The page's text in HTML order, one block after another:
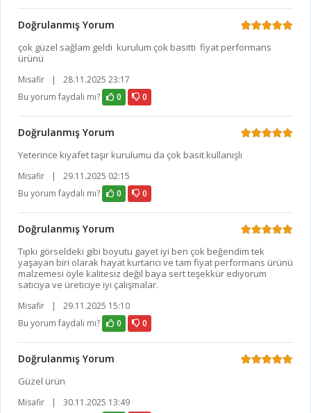
Doğrulanmış Yorum
çok güzel sağlam geldi kurulum çok basitti fiyat performans
ürünü
Misafir |
28.11.2025 23:17
Bu yorum faydalı mı?
0 0
Doğrulanmış Yorum
Yeterince kıyafet taşır kurulumu da çok basit kullanışlı
Misafir |
29.11.2025 02:15
Bu yorum faydalı mı?
0 0
Doğrulanmış Yorum
Tıpkı görseldeki gibi boyutu gayet iyi ben çok beğendim tek
yaşayan biri olarak hayat kurtarıcı ve tam fiyat performans ürünü
malzemesi öyle kalitesiz değil baya sert teşekkür ediyorum
satıcıya ve üreticiye iyi çalışmalar.
Misafir |
29.11.2025 15:10
Bu yorum faydalı mı?
0 0
Doğrulanmış Yorum
Güzel ürün
Misafir |
30.11.2025 13:49